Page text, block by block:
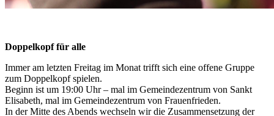
Doppelkopf für alle
Immer am letzten Freitag im Monat trifft sich eine offene Gruppe
zum Doppelkopf spielen.
Beginn ist um 19:00 Uhr – mal im Gemeindezentrum von Sankt
Elisabeth, mal im Gemeindezentrum von Frauenfrieden.
In der Mitte des Abends wechseln wir die Zusammensetzung der